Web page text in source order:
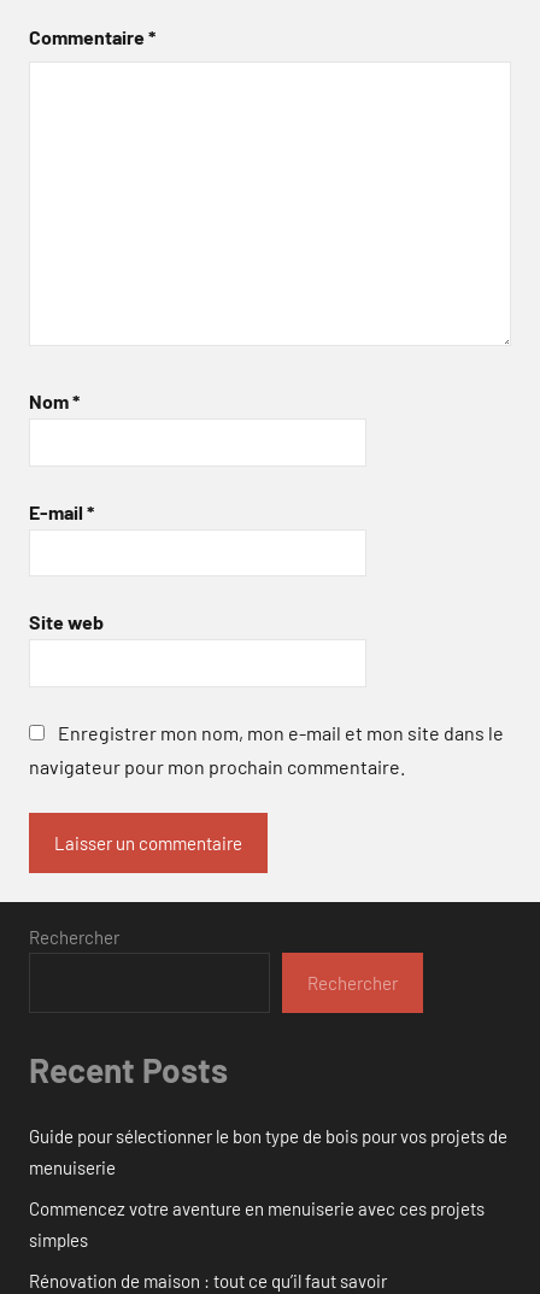
Commentaire*
Nom*
E-mail *
Site web
Enregistrer mon nom, mon e-mail et mon site dans le
navigateur pour mon prochain commentaire.
Rechercher
Rechercher
Recent Posts
Guide pour sélectionner le bon type de bois pour vos projets de
menuiserie
Commencez votre aventure en menuiserie avec ces projets
simples
Rénovation de maison : tout ce qu’il faut savoir